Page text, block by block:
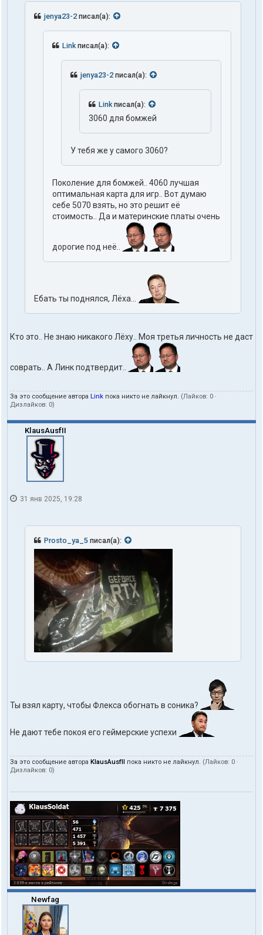
jenya23-2писал(а):
Linkписал(а):
jenya23-2писал(а):
Linkписал(а):
3060 для бомжей
У тебя же у самого 3060?
Поколение для бомжей.. 4060 лучшая
оптимальная карта для игр.. Вот думаю
себе 5070 взять, но это решит её
стоимость.. Да и материнские платы очень
дорогие под неё..
Ебать ты поднялся, Лёха...
Кто это.. Не знаю никакого Лёху.. Моя третья личность не даст
соврать.. А Линк подтвердит..
За это сообщение автора Link пока никто не лайкнул. (Лайков: 0 ·
Дизлайков: 0)
KlausAusfII
31 янв 2025, 19:28
Prosto_ya_5 писал(а):
Ты взял карту, чтобы Флекса обогнать в соника?
Не дают тебе покоя его геймерские успехи
За это сообщение автора KlausAusfII пока никто не лайкнул. (Лайков: 0 ·
Дизлайков: 0)
Newfag